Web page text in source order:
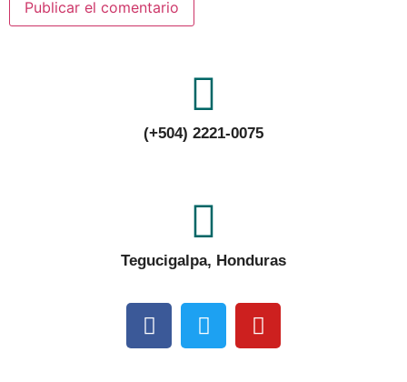
(+504) 2221-0075
Tegucigalpa, Honduras